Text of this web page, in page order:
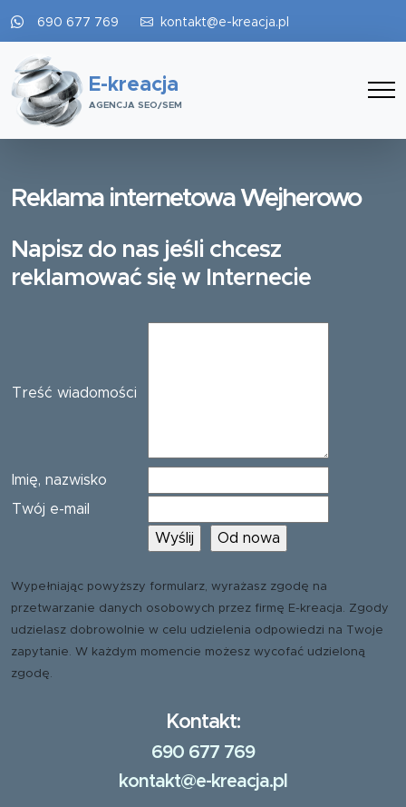
690 677 769 kontakt@e-kreacja.pl
E-kreacja
AGENCJA SEO/SEM
Reklama internetowa Wejherowo
Napisz do nas jeśli chcesz
reklamować się w Internecie
Treść wiadomości
Imię, nazwisko
Twój e-mail
Wypełniając powyższy formularz, wyrażasz zgodę na
przetwarzanie danych osobowych przez firmę E-kreacja. Zgody
udzielasz dobrowolnie w celu udzielenia odpowiedzi na Twoje
zapytanie. W każdym momencie możesz wycofać udzieloną
zgodę.
Kontakt:
690 677 769
kontakt@e-kreacja.pl